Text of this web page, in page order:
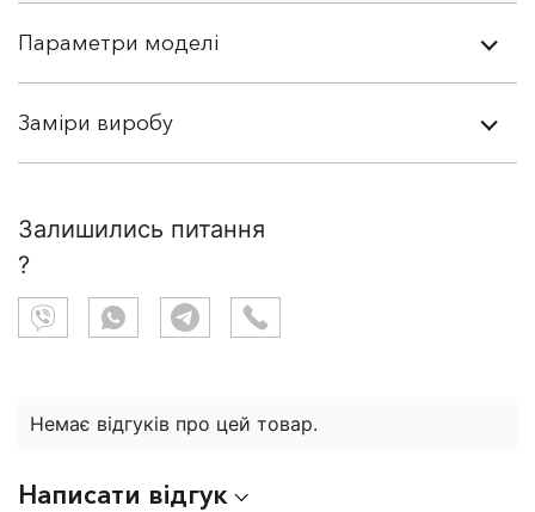
Параметри моделі
Заміри виробу
Залишились питання
?
Немає відгуків про цей товар.
Написати відгук